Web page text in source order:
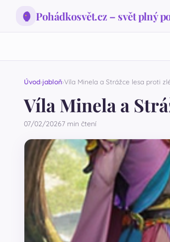
Pohádkosvět.cz – svět plný
Úvod jabloň Víla Minela a Strážce lesa proti
Víla Minela a
07/02/20267 min čtení